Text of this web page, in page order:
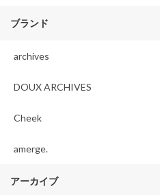
ブランド
archives
DOUX ARCHIVES
Cheek
amerge.
アーカイブ